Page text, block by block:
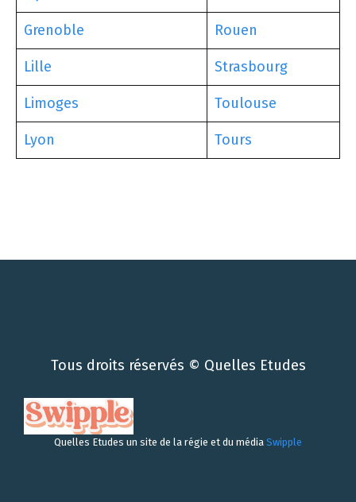
Grenoble Rouen
Lille Strasbourg
Limoges Toulouse
Lyon Tours
Tous droits réservés © Quelles Etudes
Quelles Etudes un site de la régie et du média Swipple